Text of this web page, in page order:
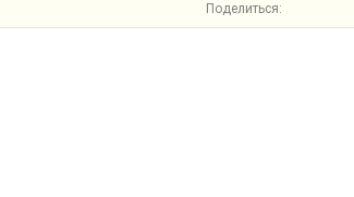
Поделиться: